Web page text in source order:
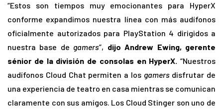
“Estos son tiempos muy emocionantes para HyperX
conforme expandimos nuestra línea con más audífonos
oficialmente autorizados para PlayStation 4 dirigidos a
nuestra base de gamers”, dijo Andrew Ewing, gerente
sénior de la división de consolas en HyperX. “Nuestros
audífonos Cloud Chat permiten a los gamersdisfrutar de
una experiencia de teatro en casa mientras se comunican
claramente con sus amigos. Los Cloud Stinger son uno de